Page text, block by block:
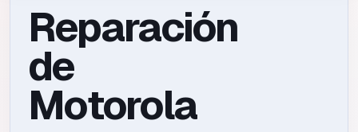
Reparación
de
Motorola